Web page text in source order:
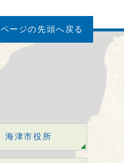
ページの先頭へ戻る
海津市役所